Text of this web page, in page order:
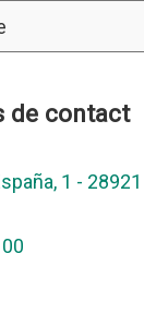
de contact
1 -